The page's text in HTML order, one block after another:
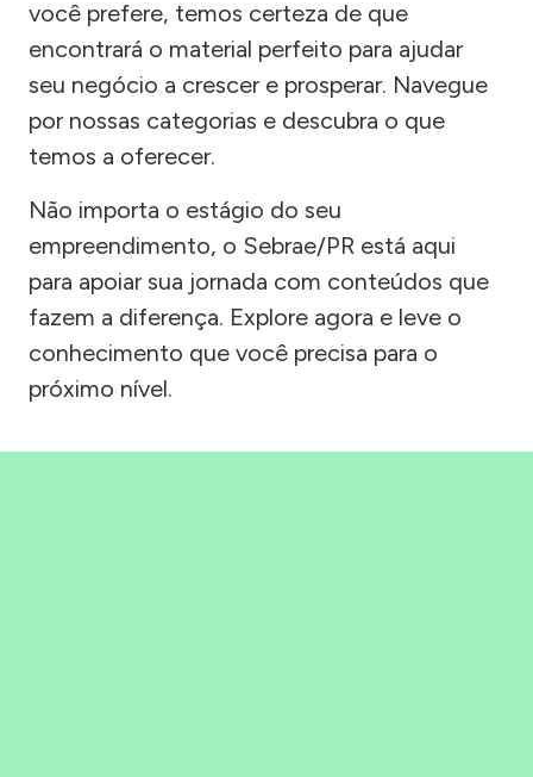
você prefere, temos certeza de que
encontrará o material perfeito para ajudar
seu negócio a crescer e prosperar. Navegue
por nossas categorias e descubra o que
temos a oferecer.
Não importa o estágio do seu
empreendimento, o Sebrae/PR está aqui
para apoiar sua jornada com conteúdos que
fazem a diferença. Explore agora e leve o
conhecimento que você precisa para o
próximo nível.